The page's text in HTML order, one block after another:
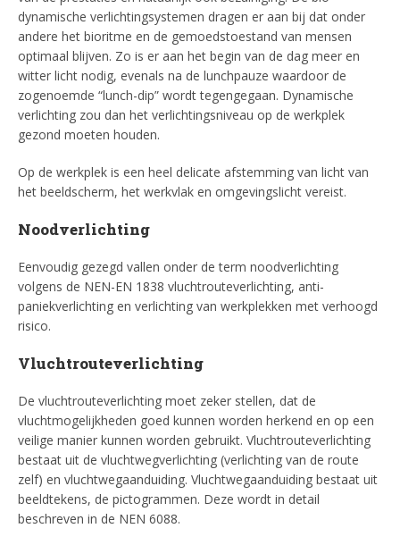
dynamische verlichtingsystemen dragen er aan bij dat onder
andere het bioritme en de gemoedstoestand van mensen
optimaal blijven. Zo is er aan het begin van de dag meer en
witter licht nodig, evenals na de lunchpauze waardoor de
zogenoemde “lunch-dip” wordt tegengegaan. Dynamische
verlichting zou dan het verlichtingsniveau op de werkplek
gezond moeten houden.
Op de werkplek is een heel delicate afstemming van licht van
het beeldscherm, het werkvlak en omgevingslicht vereist.
Noodverlichting
Eenvoudig gezegd vallen onder de term noodverlichting
volgens de NEN-EN 1838 vluchtrouteverlichting, anti-
paniekverlichting en verlichting van werkplekken met verhoogd
risico.
Vluchtrouteverlichting
De vluchtrouteverlichting moet zeker stellen, dat de
vluchtmogelijkheden goed kunnen worden herkend en op een
veilige manier kunnen worden gebruikt. Vluchtrouteverlichting
bestaat uit de vluchtwegverlichting (verlichting van de route
zelf) en vluchtwegaanduiding. Vluchtwegaanduiding bestaat uit
beeldtekens, de pictogrammen. Deze wordt in detail
beschreven in de NEN 6088.